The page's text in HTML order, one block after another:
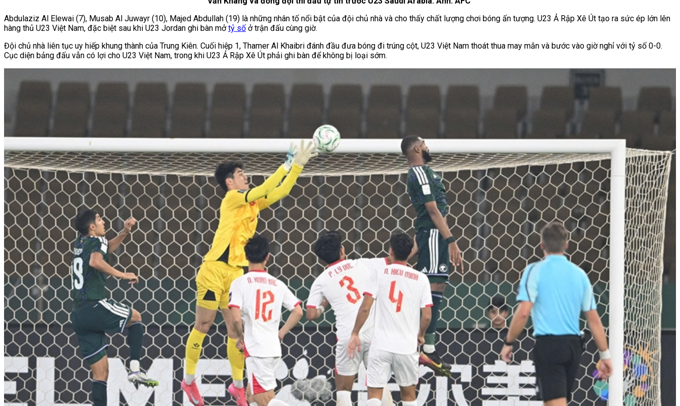
Abdulaziz Al Elewai (7), Musab Al Juwayr (10), Majed Abdullah (19) là những nhân tố nổi bật của đội chủ nhà và cho thấy chất lượng chơi bóng ấn tượng. U23 Ả Rập Xê Út tạo ra sức ép lớn lên
hàng thủ U23 Việt Nam, đặc biệt sau khi U23 Jordan ghi bàn mở tỷ số ở trận đấu cùng giờ.
Đội chủ nhà liên tục uy hiếp khung thành của Trung Kiên. Cuối hiệp 1, Thamer Al Khaibri đánh đầu đưa bóng đi trúng cột, U23 Việt Nam thoát thua may mắn và bước vào giờ nghỉ với tỷ số 0-0.
Cục diện bảng đấu vẫn có lợi cho U23 Việt Nam, trong khi U23 Ả Rập Xê Út phải ghi bàn để không bị loại sớm.